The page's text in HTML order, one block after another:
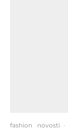
fashion novosti ·